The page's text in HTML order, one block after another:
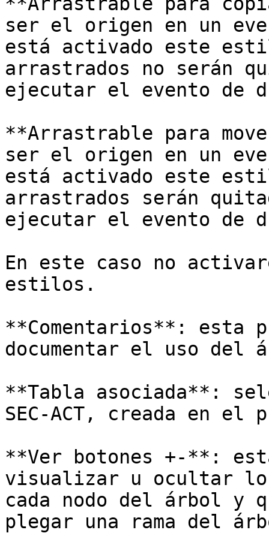
ser el origen en un
está activado este
arrastrados no serán
ejecutar el evento de
**Arrastrable para
ser el origen en un
está activado este
arrastrados serán
ejecutar el evento de
En este caso no
estilos.
**Comentarios**: esta
documentar el uso del
**Tabla asociada**:
SEC-ACT, creada en el
**Ver botones +-**:
visualizar u ocultar los
cada nodo del árbol y
plegar una rama del